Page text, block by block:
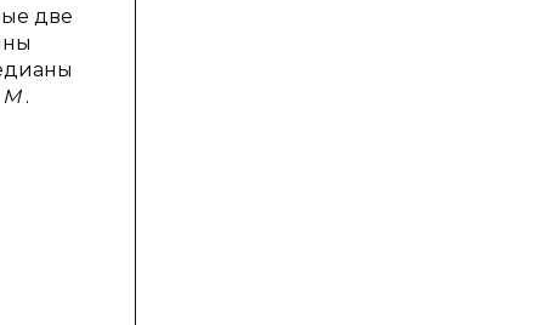
две
M .